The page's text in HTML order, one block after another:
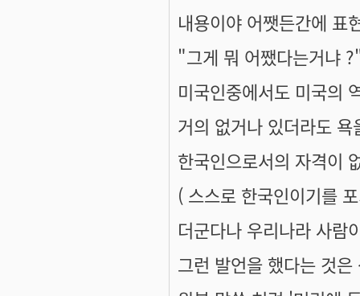
내용이야 어쨋든간에 표
"그게 뭐 어쨌다는거냐
미국인중에서도 미국의
거의 없거나 있더라도
한국인으로서의 자격이
( 스스로 한국인이기를
더군다나 우리나라 사람
그런 발언을 했다는 것